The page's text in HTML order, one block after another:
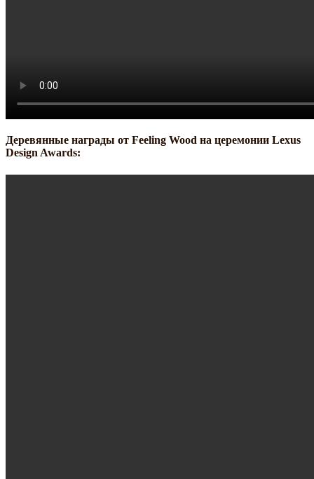
Деревянные награды от Feeling Wood на церемонии Lexus
Design Awards: